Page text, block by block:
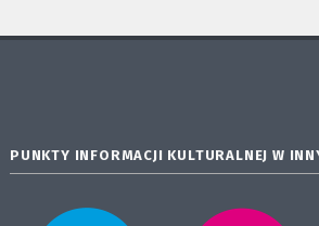
PUNKTY INFORMACJI KULTURALNEJ W